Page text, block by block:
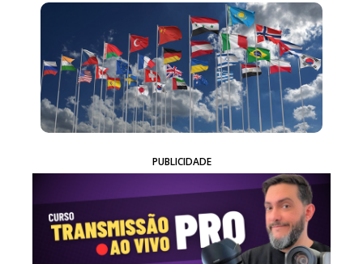
PUBLICIDADE